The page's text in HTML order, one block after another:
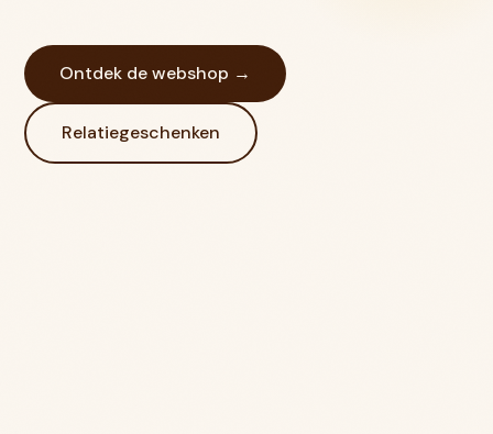
Ontdek de webshop →
Relatiegeschenken